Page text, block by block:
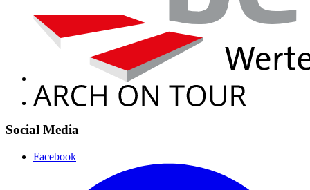
Social Media
Facebook